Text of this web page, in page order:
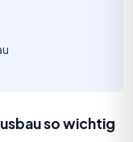
so wichtig